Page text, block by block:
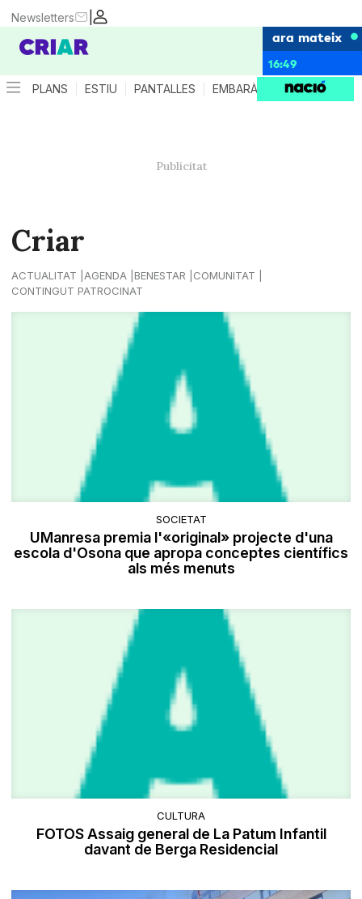
|
Newsletters
ara mateix
16:49
PLANS ESTIU PANTALLES EMBARÀS CRIANÇA
Criar
ACTUALITAT AGENDA BENESTAR
COMUNITAT
CONTINGUT PATROCINAT
SOCIETAT
UManresa premia l'«original» projecte d'una
escola d'Osona que apropa conceptes científics
als més menuts
CULTURA
FOTOS Assaig general de La Patum Infantil
davant de Berga Residencial